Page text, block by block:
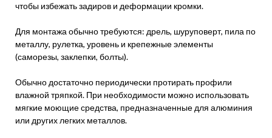
чтобы избежать задиров и деформации кромки.
Для монтажа обычно требуются: дрель, шуруповерт, пила по
металлу, рулетка, уровень и крепежные элементы
(саморезы, заклепки, болты).
Обычно достаточно периодически протирать профили
влажной тряпкой. При необходимости можно использовать
мягкие моющие средства, предназначенные для алюминия
или других легких металлов.